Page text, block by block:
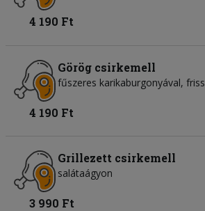
4 190 Ft
Görög csirkemell
fűszeres karikaburgonyával,
4 190 Ft
Grillezett csirkemell
salátaágyon
3 990 Ft